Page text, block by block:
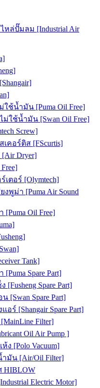
ล่ปั๊มลม [Industrial Air
ช้น้ำมัน [Puma Oil Free]
ใช้น้ำมัน [Swan Oil Free]
Screw]
คอร์ติส [FScurtis]
Dryer]
ตอร์ [Olymtech]
พูม่า [Puma Air Sound
Oil Free]
Tank]
Spare Part]
Spare Part]
[Swan Spare Part]
ร์ [Shangair Spare Part]
Filter]
Oil Air Pump ]
ง [Polo Vacuum]
มัน [Air/Oil Filter]
HIBLOW
Electric Motor]